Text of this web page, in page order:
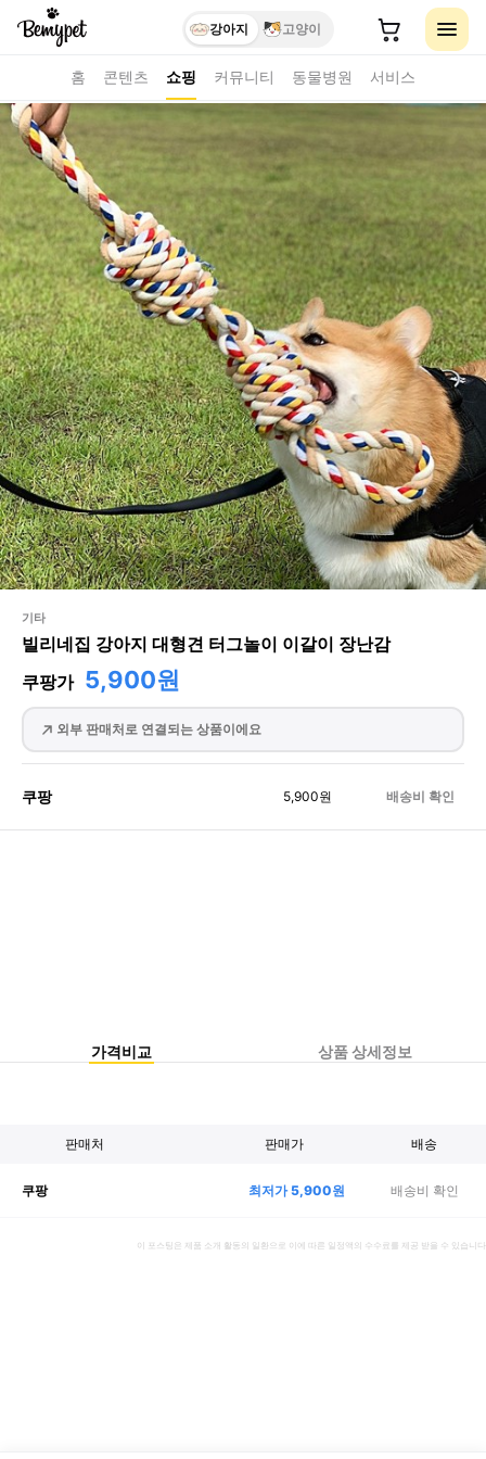
강아지 고양이
홈 콘텐츠 쇼핑 커뮤니티 동물병원 서비스
기타
빌리네집 강아지 대형견 터그놀이 이갈이 장난감
쿠팡가 5,900원
외부 판매처로 연결되는 상품이에요
쿠팡 5,900원 배송비 확인
가격비교 상품 상세정보
판매처 판매가 배송
쿠팡 최저가5,900원 배송비 확인
이 포스팅은 제품 소개 활동의 일환으로 이에 따른 일정액의 수수료를 제공 받을 수 있습니다